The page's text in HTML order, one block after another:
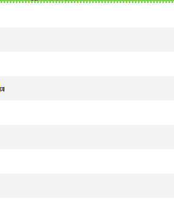
[3]